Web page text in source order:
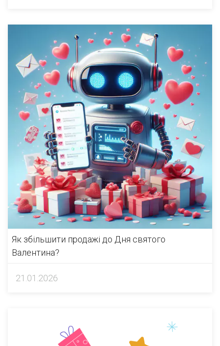
Як збільшити продажі до Дня святого
Валентина?
21.01.2026